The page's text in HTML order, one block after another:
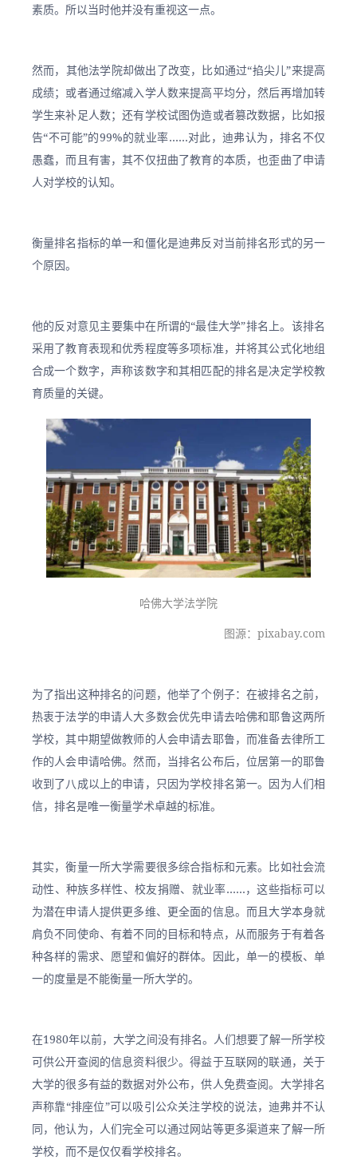
素质。所以当时他并没有重视这一点。
然而，其他法学院却做出了改变，比如通过“掐尖儿”来提高
成绩；或者通过缩减入学人数来提高平均分，然后再增加转
学生来补足人数；还有学校试图伪造或者篡改数据，比如报
告“不可能”的99%的就业率……对此，迪弗认为，排名不仅
愚蠢，而且有害，其不仅扭曲了教育的本质，也歪曲了申请
人对学校的认知。
衡量排名指标的单一和僵化是迪弗反对当前排名形式的另一
个原因。
他的反对意见主要集中在所谓的“最佳大学”排名上。该排名
采用了教育表现和优秀程度等多项标准，并将其公式化地组
合成一个数字，声称该数字和其相匹配的排名是决定学校教
育质量的关键。
哈佛大学法学院
图源：pixabay.com
为了指出这种排名的问题，他举了个例子：在被排名之前，
热衷于法学的申请人大多数会优先申请去哈佛和耶鲁这两所
学校，其中期望做教师的人会申请去耶鲁，而准备去律所工
作的人会申请哈佛。然而，当排名公布后，位居第一的耶鲁
收到了八成以上的申请，只因为学校排名第一。因为人们相
信，排名是唯一衡量学术卓越的标准。
其实，衡量一所大学需要很多综合指标和元素。比如社会流
动性、种族多样性、校友捐赠、就业率……，这些指标可以
为潜在申请人提供更多维、更全面的信息。而且大学本身就
肩负不同使命、有着不同的目标和特点，从而服务于有着各
种各样的需求、愿望和偏好的群体。因此，单一的模板、单
一的度量是不能衡量一所大学的。
在1980年以前，大学之间没有排名。人们想要了解一所学校
可供公开查阅的信息资料很少。得益于互联网的联通，关于
大学的很多有益的数据对外公布，供人免费查阅。大学排名
声称靠“排座位”可以吸引公众关注学校的说法，迪弗并不认
同，他认为，人们完全可以通过网站等更多渠道来了解一所
学校，而不是仅仅看学校排名。